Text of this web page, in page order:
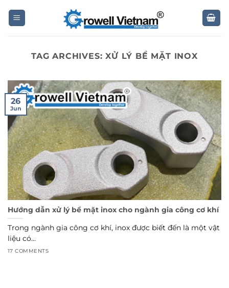
TAG ARCHIVES:XỬ LÝ BỀ MẶT INOX
Hướng dẫn xử lý bề mặt inox cho ngành gia công cơ khí
Trong ngành gia công cơ khí, inox được biết đến là một vật
liệu có...
17 COMMENTS
26
Jun